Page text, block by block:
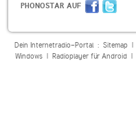
PHONOSTAR AUF
Dein Internetradio-Portal : Sitemap|
Windows| Radioplayer für Android|